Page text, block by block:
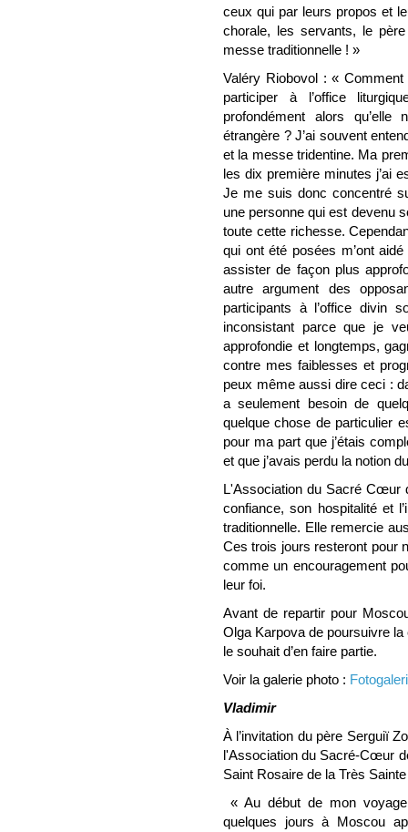
ceux qui par leurs propos et
chorale, les servants, le
messe traditionnelle ! »
Valéry Riobovol : «
participer à l’office
profondément alors
étrangère ? J’ai souvent
et la messe tridentine. Ma
les dix première minutes j’ai
Je me suis donc concentré
une personne qui est devenu
toute cette richesse.
qui ont été posées m’ont
assister de façon plus
autre argument des
participants à l’office divin
inconsistant parce que je
approfondie et longtemps,
contre mes faiblesses et
peux même aussi dire ceci :
a seulement besoin de
quelque chose de particulier
pour ma part que j’étais
et que j’avais perdu la notion
L'Association du Sacré Cœur
confiance, son hospitalité et
traditionnelle. Elle remercie
Ces trois jours resteront pour
comme un encouragement
leur foi.
Avant de repartir pour
Olga Karpova de poursuivre
le souhait d’en faire partie.
Voir la galerie photo :
Vladimir
À l’invitation du père Serguiï
l'Association du Sacré-Cœur
Saint Rosaire de la Très
« Au début de mon
quelques jours à Moscou